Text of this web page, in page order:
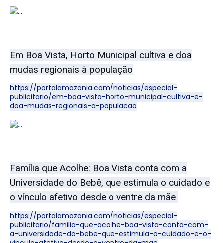
Em Boa Vista, Horto Municipal cultiva e doa
mudas regionais à população
https://portalamazonia.com/noticias/especial-
publicitario/em-boa-vista-horto-municipal-cultiva-e-
doa-mudas-regionais-a-populacao
Família que Acolhe: Boa Vista conta com a
Universidade do Bebê, que estimula o cuidado e
o vínculo afetivo desde o ventre da mãe
https://portalamazonia.com/noticias/especial-
publicitario/familia-que-acolhe-boa-vista-conta-com-
a-universidade-do-bebe-que-estimula-o-cuidado-e-o-